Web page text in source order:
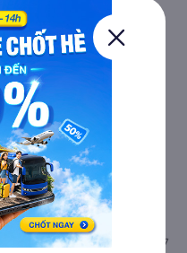
hành khách. Khoảng
không nhồi nhét. Luôn
thoải mái và tiện nghi
Ngãi Long Thành - Đồng
tại nội thành Quảng
Thành - Đồng Nai, rất
Thành - Đồng Nai
- Quảng Ngãi đi Long
giá chung có chất
bình từ 4.3/5 dựa trên 2257